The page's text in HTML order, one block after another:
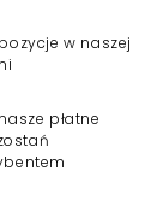
w naszej
płatne